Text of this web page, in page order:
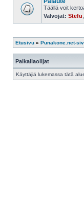
Täällä voit
Valvojat: Stefu
Etusivu » Punakone.net-
Paikallaolijat
Käyttäjiä lukemassa tätä